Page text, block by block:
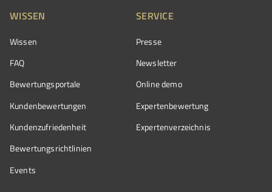
WISSEN
Wissen
FAQ
Bewertungsportale
Kundenbewertungen
Kundenzufriedenheit
Bewertungs­richtlinien
Events
SERVICE
Presse
Newsletter
Online demo
Expertenbewertung
Expertenverzeichnis